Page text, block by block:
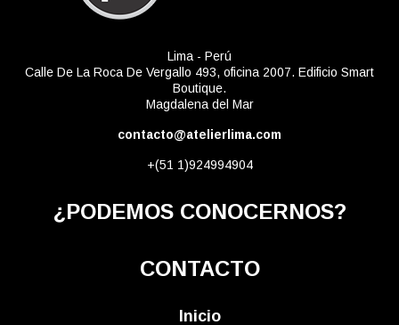
Lima - Perú
Calle De La Roca De Vergallo 493, oficina 2007. Edificio Smart
Boutique.
Magdalena del Mar
contacto@atelierlima.com
+(51 1)924994904
¿PODEMOS CONOCERNOS?
CONTACTO
Inicio